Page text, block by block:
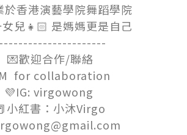
香港演藝學院舞蹈學院
兒👧🏻 是媽媽更是自己
💌歡迎合作/聯絡
for collaboration
💜IG: virgowong
小紅書：小沐Virgo